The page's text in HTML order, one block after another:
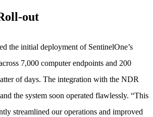
out
the initial deployment of SentinelOne’s
7,000 computer endpoints and 200
of days. The integration with the NDR
the system soon operated flawlessly. “This
streamlined our operations and improved